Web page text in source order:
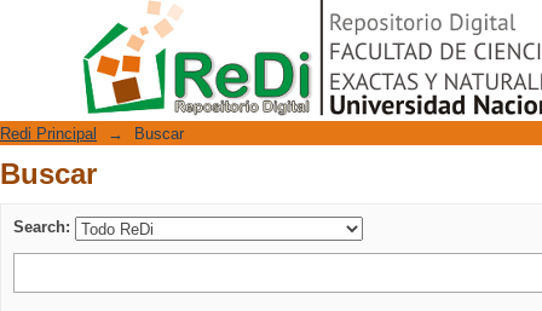
Repositorio Digital
Redi Principal → Buscar
Buscar
Search: